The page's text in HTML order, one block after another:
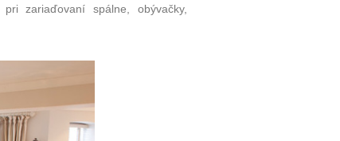
pri zariaďovaní spálne ,obývačky,